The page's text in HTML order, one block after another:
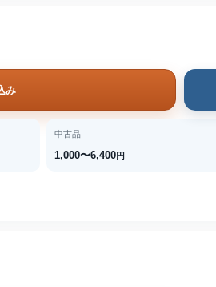
み
中古品
1,000〜6,400円